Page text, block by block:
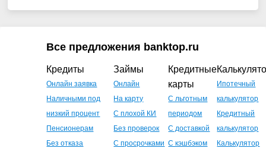
Все предложения banktop.ru
Кредиты
Онлайн заявка
Наличными под
низкий процент
Пенсионерам
Без отказа
Займы
Онлайн
На карту
С плохой КИ
Без проверок
С просрочками
Кредитные
карты
С льготным
периодом
С доставкой
С кэшбэком
Ипотечный
калькулятор
Кредитный
калькулятор
Калькулятор